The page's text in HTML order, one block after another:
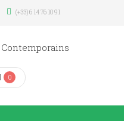
(+33) 6 14 76 10 91
0